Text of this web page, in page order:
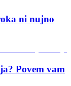
ni nujno
Povem vam